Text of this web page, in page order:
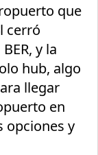
que
cerró
y la
hub, algo
llegar
en
opciones y